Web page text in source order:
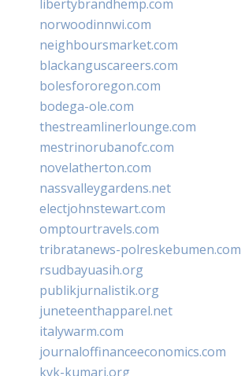
libertybrandhemp.com
norwoodinnwi.com
neighboursmarket.com
blackanguscareers.com
bolesfororegon.com
bodega-ole.com
thestreamlinerlounge.com
mestrinorubanofc.com
novelatherton.com
nassvalleygardens.net
electjohnstewart.com
omptourtravels.com
tribratanews-polreskebumen.com
rsudbayuasih.org
publikjurnalistik.org
juneteenthapparel.net
italywarm.com
journaloffinanceeconomics.com
kvk-kumari.org